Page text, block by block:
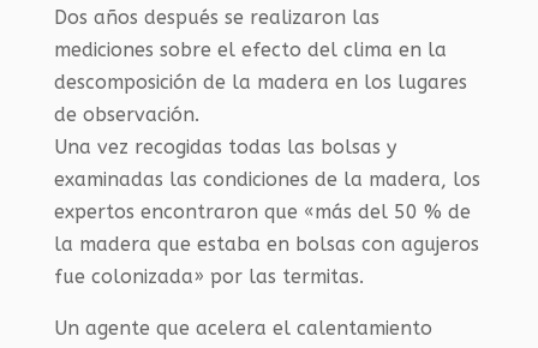
Dos años después se realizaron las
mediciones sobre el efecto del clima en la
descomposición de la madera en los lugares
de observación.
Una vez recogidas todas las bolsas y
examinadas las condiciones de la madera, los
expertos encontraron que «más del 50 % de
la madera que estaba en bolsas con agujeros
fue colonizada» por las termitas.
Un agente que acelera el calentamiento